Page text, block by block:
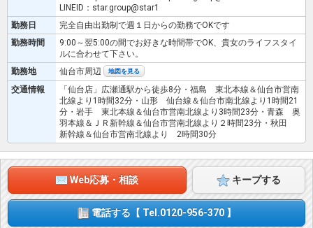
LINEID：star.group@star1
勤務日
完全自由出勤制で週１日からの勤務でOKです
勤務時間
9:00～翌5:00の間でお好きな時間帯でOK、貴女のライフスタイ
ルに合わせて下さい。
勤務地
仙台市周辺 地図を見る
交通情報
「仙台店」広瀬通駅から徒歩8分・福島 東北本線＆仙台市営南
北線より1時間32分・山形 仙台線＆仙台市南北線より1時間21
分・岩手 東北本線＆仙台市営南北線より3時間23分・青森 奥
羽本線＆ＪＲ新幹線＆仙台市営南北線より２時間23分・秋田
新幹線＆仙台市営南北線より 2時間30分
Web応募・相談 キープする
電話する【 Tel.0120-956-370 】